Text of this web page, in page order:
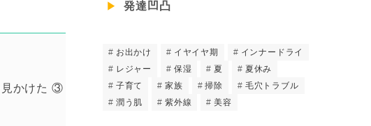
見かけた ③
発達凹凸
お出かけ イヤイヤ期
インナードライ
レジャー
保湿 夏
夏休み
子育て
家族 掃除
毛穴トラブル
潤う肌
紫外線 美容